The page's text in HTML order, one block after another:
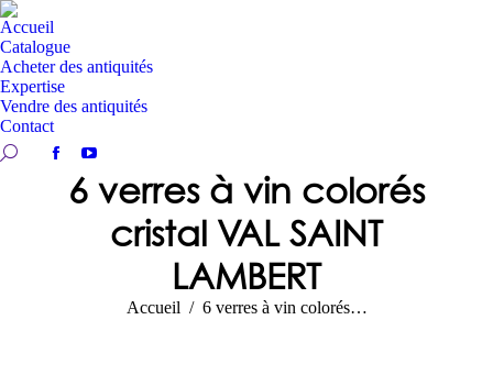
Accueil
Catalogue
Acheter des antiquités
Expertise
Vendre des antiquités
Contact
Recherche:
Facebook
page
YouTube
page
6 verres à vin colorés
cristal VAL SAINT
LAMBERT
Vous êtes ici :
Accueil 6 verres à vin colorés…